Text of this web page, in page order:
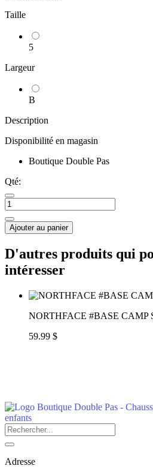
Taille
5
Largeur
B
Description
Disponibilité en magasin
Boutique Double Pas
Qté:
Ajouter au panier
D'autres produits qui
intéresser
NORTHFACE #BASE CAMP
59.99 $
Adresse